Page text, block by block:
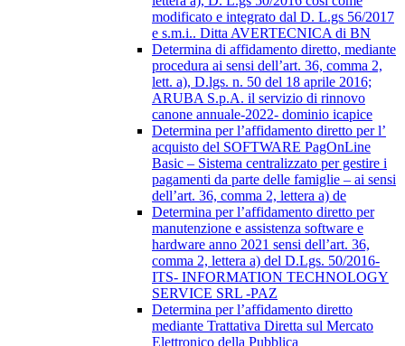
modificato e integrato dal D. L.gs 56/2017
e s.m.i.. Ditta AVERTECNICA di BN
Determina di affidamento diretto, mediante
procedura ai sensi dell’art. 36, comma 2,
lett. a), D.lgs. n. 50 del 18 aprile 2016;
ARUBA S.p.A. il servizio di rinnovo
canone annuale-2022- dominio icapice
Determina per l’affidamento diretto per l’
acquisto del SOFTWARE PagOnLine
Basic – Sistema centralizzato per gestire i
pagamenti da parte delle famiglie – ai sensi
dell’art. 36, comma 2, lettera a) de
Determina per l’affidamento diretto per
manutenzione e assistenza software e
hardware anno 2021 sensi dell’art. 36,
comma 2, lettera a) del D.Lgs. 50/2016-
ITS- INFORMATION TECHNOLOGY
SERVICE SRL -PAZ
Determina per l’affidamento diretto
mediante Trattativa Diretta sul Mercato
Elettronico della Pubblica